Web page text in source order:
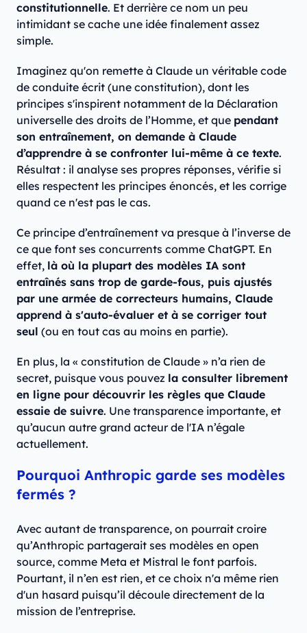
constitutionnelle. Et derrière ce nom un peu
intimidant se cache une idée finalement assez
simple.
Imaginez qu'on remette à Claude un véritable code
de conduite écrit (une constitution), dont les
principes s'inspirent notamment de la Déclaration
universelle des droits de l’Homme, et que pendant
son entraînement, on demande à Claude
d’apprendre à se confronter lui-même à ce texte.
Résultat : il analyse ses propres réponses, vérifie si
elles respectent les principes énoncés, et les corrige
quand ce n'est pas le cas.
Ce principe d’entraînement va presque à l’inverse de
ce que font ses concurrents comme ChatGPT. En
effet, là où la plupart des modèles IA sont
entraînés sans trop de garde-fous, puis ajustés
par une armée de correcteurs humains, Claude
apprend à s'auto-évaluer et à se corriger tout
seul (ou en tout cas au moins en partie).
En plus, la « constitution de Claude » n’a rien de
secret, puisque vous pouvez la consulter librement
en ligne pour découvrir les règles que Claude
essaie de suivre. Une transparence importante, et
qu’aucun autre grand acteur de l'IA n’égale
actuellement.
Pourquoi Anthropic garde ses modèles
fermés ?
Avec autant de transparence, on pourrait croire
qu’Anthropic partagerait ses modèles en open
source, comme Meta et Mistral le font parfois.
Pourtant, il n’en est rien, et ce choix n'a même rien
d'un hasard puisqu’il découle directement de la
mission de l’entreprise.